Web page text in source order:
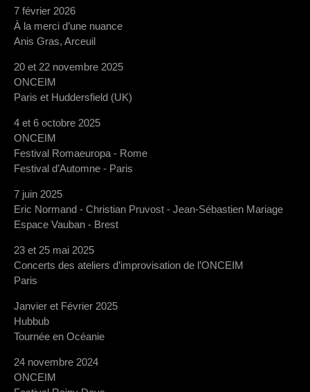
7 février 2026
À la merci d’une nuance
Anis Gras, Arceuil
20 et 22 novembre 2025
ONCEIM
Paris et Huddersfield (UK)
4 et 6 octobre 2025
ONCEIM
Festival Romaeuropa - Rome
Festival d’Automne - Paris
7 juin 2025
Eric Normand - Christian Pruvost - Jean-Sébastien Mariage
Espace Vauban - Brest
23 et 25 mai 2025
Concerts des ateliers d’improvisation de l’ONCEIM
Paris
Janvier et Février 2025
Hubbub
Tournée en Océanie
24 novembre 2024
ONCEIM